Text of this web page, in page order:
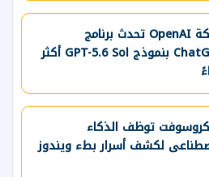
شركة OpenAI تحدث برنامج
ChatGPT بنموذج GPT-5.6 Sol أكثر
توظف الذكاء
لكشف أسرار بطء ويندوز